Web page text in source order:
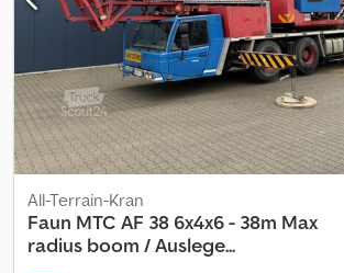
Hauptuntersuchung): geprüft bis 12.2026
sehr gut Optischer Zustand: sehr gut
All-Terrain-Kran
Faun MTC AF 38 6x4x6 - 38m Max
radius boom / Auslege...